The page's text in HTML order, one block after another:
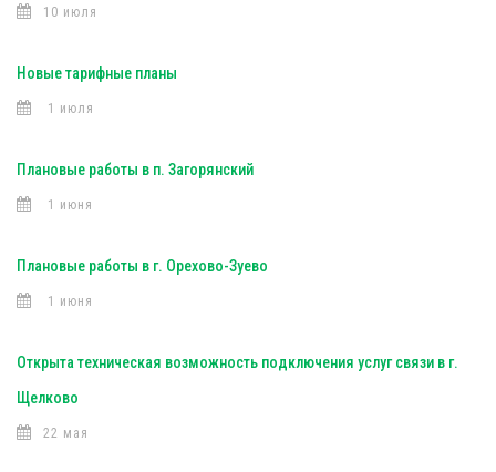
10 июля
Новые тарифные планы
1 июля
Плановые работы в п. Загорянский
1 июня
Плановые работы в г. Орехово-Зуево
1 июня
Открыта техническая возможность подключения услуг связи в г.
Щелково
22 мая